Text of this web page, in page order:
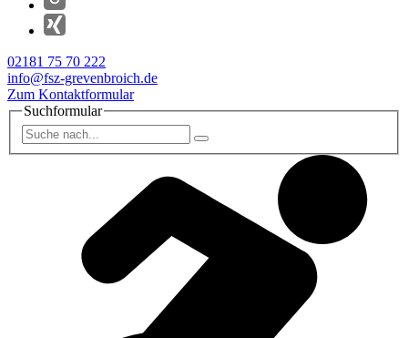
02181 75 70 222
info@fsz-grevenbroich.de
Zum Kontaktformular
Suchformular